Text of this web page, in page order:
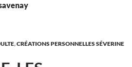
,CRÉATIONS PERSONNELLES SÉVERINE